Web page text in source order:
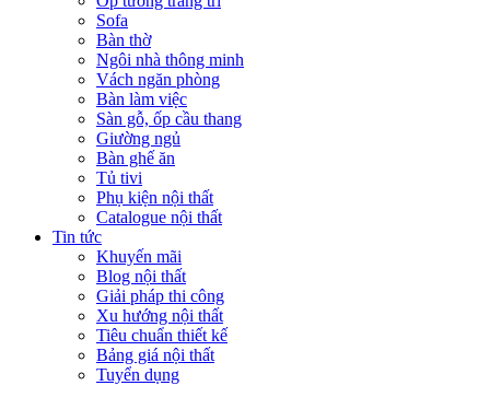
Sofa
Bàn thờ
Ngôi nhà thông minh
Vách ngăn phòng
Bàn làm việc
Sàn gỗ, ốp cầu thang
Giường ngủ
Bàn ghế ăn
Tủ tivi
Phụ kiện nội thất
Catalogue nội thất
Tin tức
Khuyến mãi
Blog nội thất
Giải pháp thi công
Xu hướng nội thất
Tiêu chuẩn thiết kế
Bảng giá nội thất
Tuyển dụng